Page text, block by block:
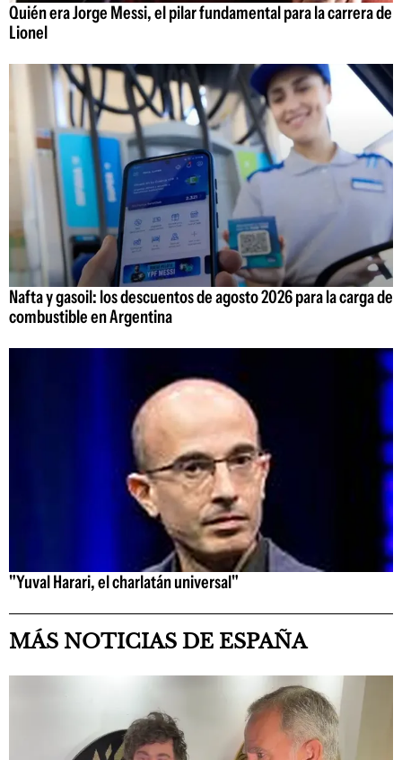
Quién era Jorge Messi, el pilar fundamental para la carrera de
Lionel
Nafta y gasoil: los descuentos de agosto 2026 para la carga de
combustible en Argentina
"Yuval Harari, el charlatán universal"
MÁS NOTICIAS DE ESPAÑA